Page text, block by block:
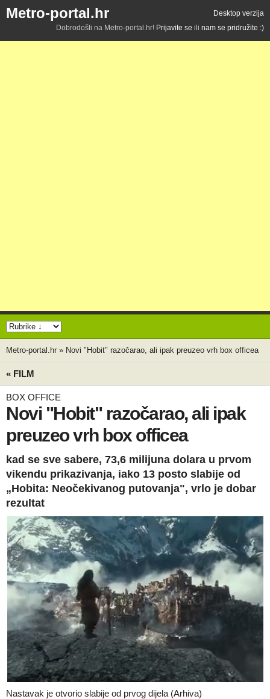
Metro-portal.hr
Desktop verzija
Dobrodošli na Metro-portal.hr! Prijavite se ili nam se pridružite :)
Metro-portal.hr » Novi "Hobit" razočarao, ali ipak preuzeo vrh box officea
« FILM
BOX OFFICE
Novi "Hobit" razočarao, ali ipak
preuzeo vrh box officea
kad se sve sabere, 73,6 milijuna dolara u prvom
vikendu prikazivanja, iako 13 posto slabije od
„Hobita: Neočekivanog putovanja", vrlo je dobar
rezultat
Nastavak je otvorio slabije od prvog dijela (Arhiva)